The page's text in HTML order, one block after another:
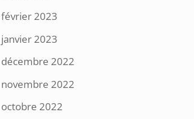
février 2023
janvier 2023
décembre 2022
novembre 2022
octobre 2022